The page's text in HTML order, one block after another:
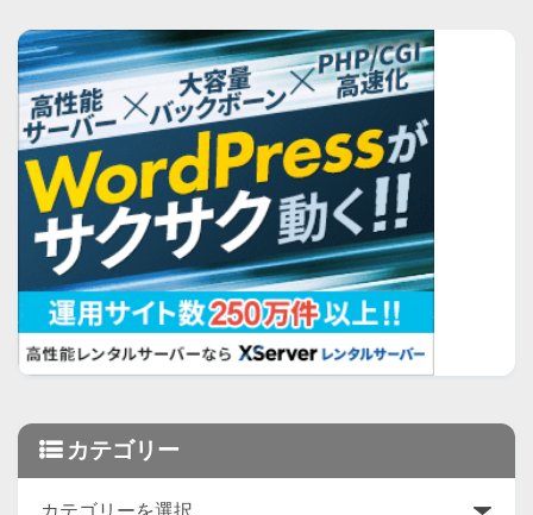
カテゴリー